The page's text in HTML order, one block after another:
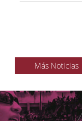
Más Noticias